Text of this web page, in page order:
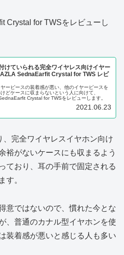
Crystal for TWSをレビューし
けていられる完全ワイヤレス向けイヤー
AZLA SednaEarfit Crystal for TWS レビ
ーピースの装着感が悪い、他のイヤーピースを
どケースに収まらないという人に向けて、
Crystal for TWSをレビューします。
2021.06.23
完全ワイヤレスイヤホン向け
裕がないケースにも収まるよう
ており、耳の手前で固定される
す。
意ではないので、慣れた今とな
、普通のカナル型イヤホンを使
装着感が悪いと感じる人も多い